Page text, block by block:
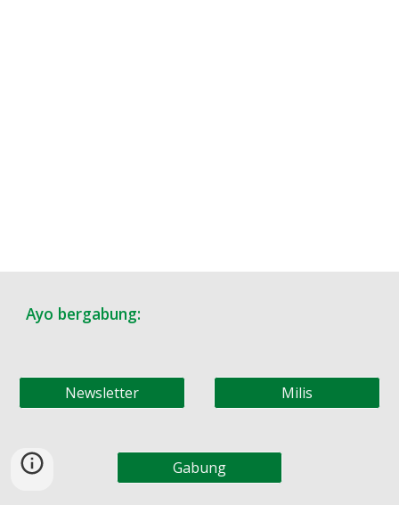
Ayo bergabung:
Newsletter Milis
Gabung